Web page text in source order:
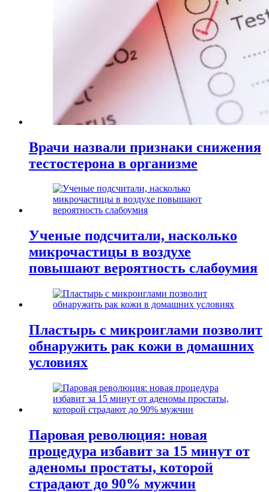
Врачи назвали признаки снижения
тестостерона в организме
Ученые подсчитали, насколько
микрочастицы в воздухе
повышают вероятность слабоумия
Пластырь с микроиглами позволит
обнаружить рак кожи в домашних
условиях
Паровая революция: новая
процедура избавит за 15 минут от
аденомы простаты, которой
страдают до 90% мужчин